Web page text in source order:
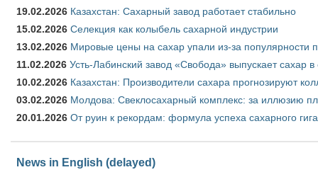
19.02.2026 Казахстан: Сахарный завод работает стабильно
15.02.2026 Селекция как колыбель сахарной индустрии
13.02.2026 Мировые цены на сахар упали из-за популярности
11.02.2026 Усть-Лабинский завод «Свобода» выпускает сахар в
10.02.2026 Казахстан: Производители сахара прогнозируют
03.02.2026 Молдова: Свеклосахарный комплекс: за иллюзию
20.01.2026 От руин к рекордам: формула успеха сахарного
News in English (delayed)